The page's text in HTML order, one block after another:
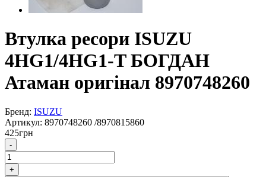
Втулка ресори ISUZU
4HG1/4HG1-T БОГДАН
Атаман оригінал 8970748260
Бренд: ISUZU
Артикул: 8970748260 /8970815860
425грн
-
+